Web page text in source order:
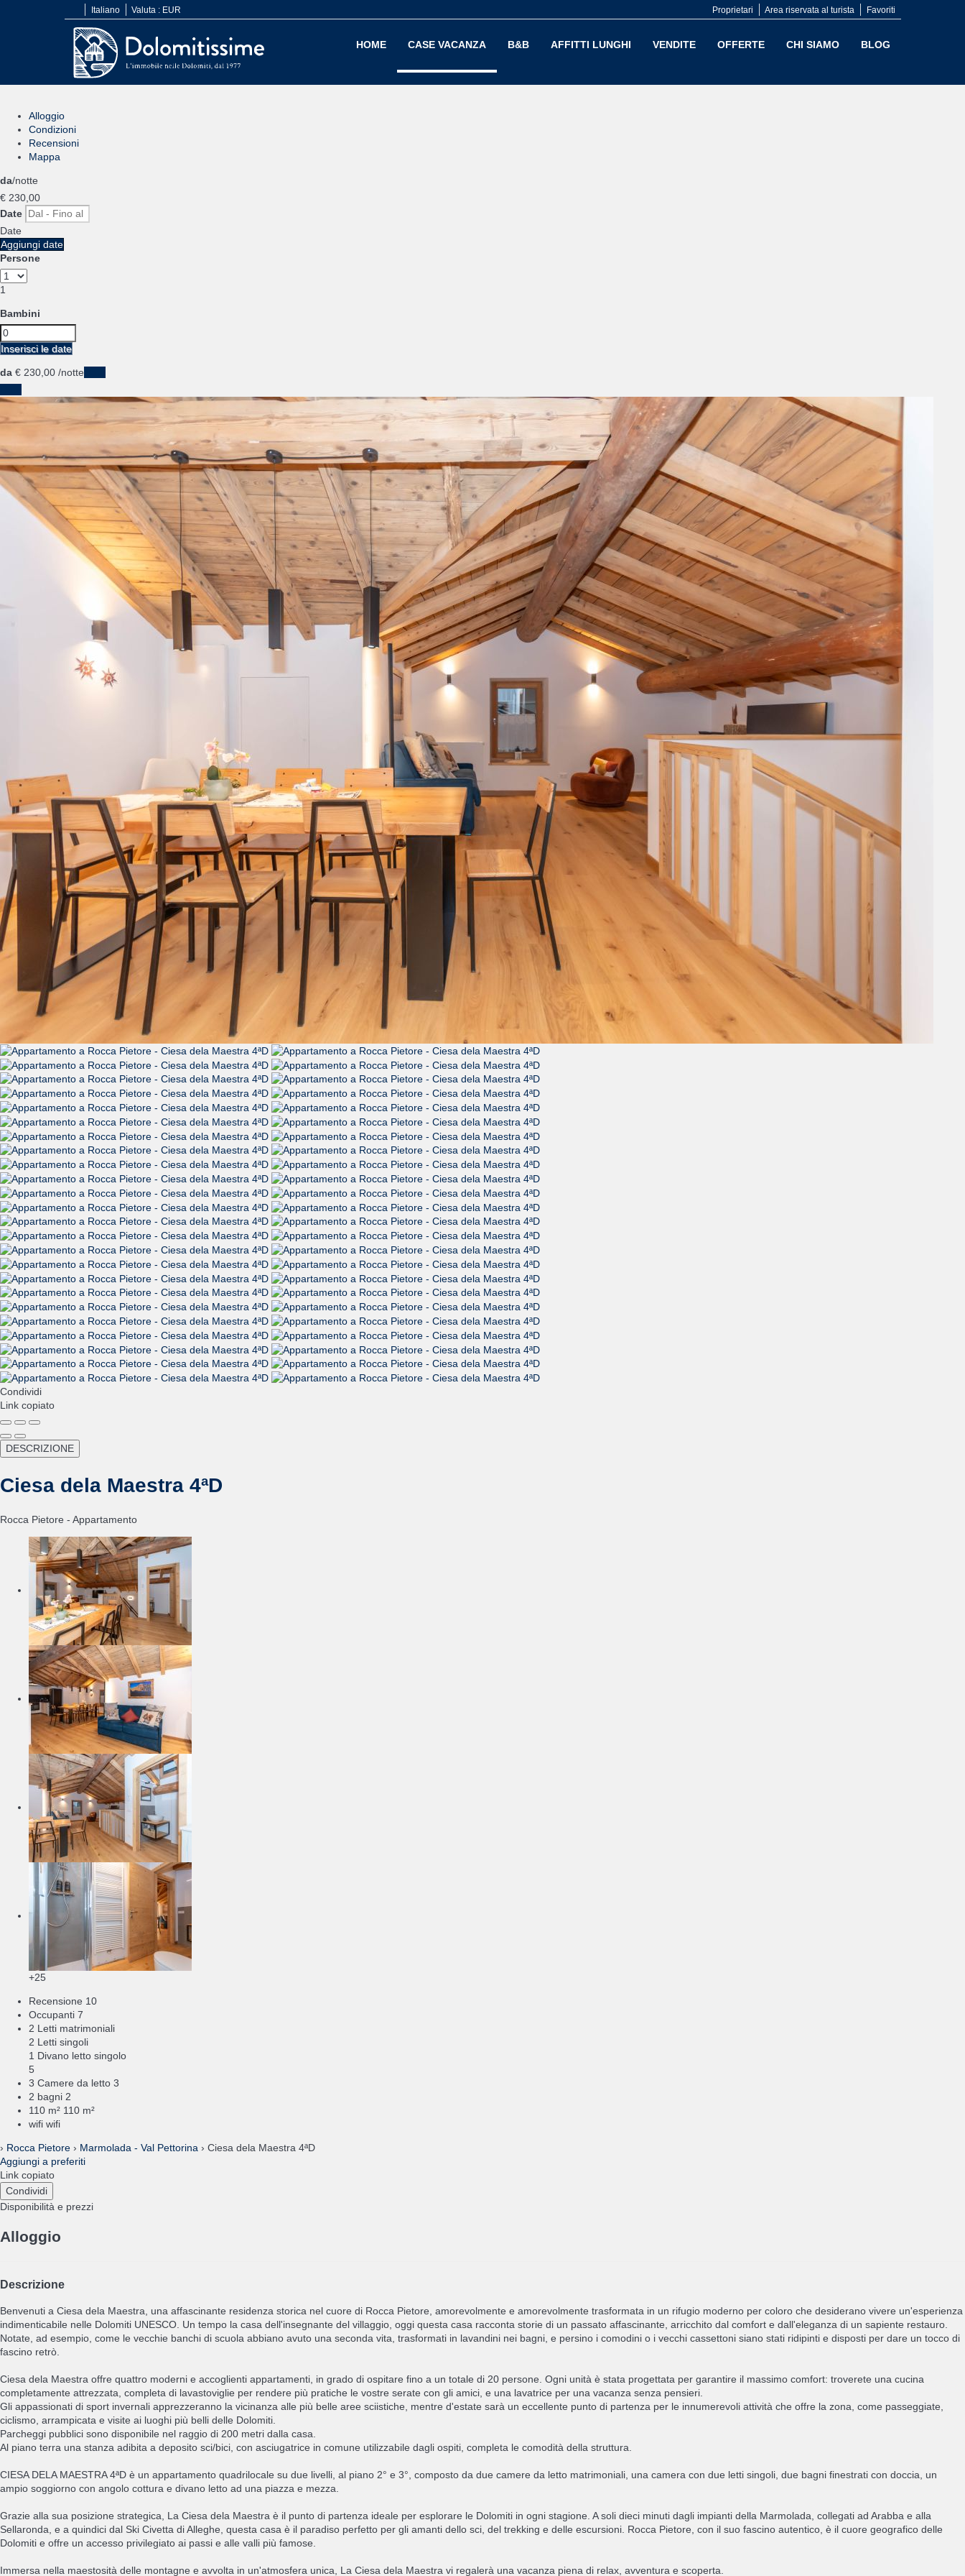
Italiano Valuta : EUR Favoriti
Area riservata al turista
Proprietari
HOME CASE VACANZA B&B AFFITTI LUNGHI VENDITE OFFERTE CHI SIAMO BLOG
Alloggio
Condizioni
Recensioni
Mappa
da/notte
€ 230, 00
Date
Date
Aggiungi date
Persone
1
Bambini
Inserisci le date
da € 230, 00 /notte
Condividi
Link copiato
DESCRIZIONE
Ciesa dela Maestra 4ªD
Rocca Pietore - Appartamento
+25
Recensione 10
Occupanti 7
2 Letti matrimoniali
2 Letti singoli
1 Divano letto singolo
5
3 Camere da letto 3
2 bagni 2
110 m² 110 m²
wifi wifi
› Rocca Pietore › Marmolada - Val Pettorina › Ciesa dela Maestra 4ªD
Aggiungi a preferiti
Link copiato
Condividi
Disponibilità e prezzi
Alloggio
Descrizione
Benvenuti a Ciesa dela Maestra, una affascinante residenza storica nel cuore di Rocca Pietore, amorevolmente e amorevolmente trasformata in un rifugio moderno per coloro che desiderano vivere un'esperienza
indimenticabile nelle Dolomiti UNESCO. Un tempo la casa dell'insegnante del villaggio, oggi questa casa racconta storie di un passato affascinante, arricchito dal comfort e dall'eleganza di un sapiente restauro.
Notate, ad esempio, come le vecchie banchi di scuola abbiano avuto una seconda vita, trasformati in lavandini nei bagni, e persino i comodini o i vecchi cassettoni siano stati ridipinti e disposti per dare un tocco di
fascino retrò.
Ciesa dela Maestra offre quattro moderni e accoglienti appartamenti, in grado di ospitare fino a un totale di 20 persone. Ogni unità è stata progettata per garantire il massimo comfort: troverete una cucina
completamente attrezzata, completa di lavastoviglie per rendere più pratiche le vostre serate con gli amici, e una lavatrice per una vacanza senza pensieri.
Gli appassionati di sport invernali apprezzeranno la vicinanza alle più belle aree sciistiche, mentre d'estate sarà un eccellente punto di partenza per le innumerevoli attività che offre la zona, come passeggiate,
ciclismo, arrampicata e visite ai luoghi più belli delle Dolomiti.
Parcheggi pubblici sono disponibile nel raggio di 200 metri dalla casa.
Al piano terra una stanza adibita a deposito sci/bici, con asciugatrice in comune utilizzabile dagli ospiti, completa le comodità della struttura.
CIESA DELA MAESTRA 4ªD è un appartamento quadrilocale su due livelli, al piano 2° e 3°, composto da due camere da letto matrimoniali, una camera con due letti singoli, due bagni finestrati con doccia, un
ampio soggiorno con angolo cottura e divano letto ad una piazza e mezza.
Grazie alla sua posizione strategica, La Ciesa dela Maestra è il punto di partenza ideale per esplorare le Dolomiti in ogni stagione. A soli dieci minuti dagli impianti della Marmolada, collegati ad Arabba e alla
Sellaronda, e a quindici dal Ski Civetta di Alleghe, questa casa è il paradiso perfetto per gli amanti dello sci, del trekking e delle escursioni. Rocca Pietore, con il suo fascino autentico, è il cuore geografico delle
Dolomiti e offre un accesso privilegiato ai passi e alle valli più famose.
Immersa nella maestosità delle montagne e avvolta in un'atmosfera unica, La Ciesa dela Maestra vi regalerà una vacanza piena di relax, avventura e scoperta.